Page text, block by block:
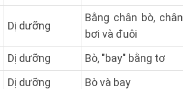
Dị dưỡng
Bằng chân bò, chân
bơi và đuôi
Dị dưỡng Bò, "bay" bằng tơ
Dị dưỡng Bò và bay